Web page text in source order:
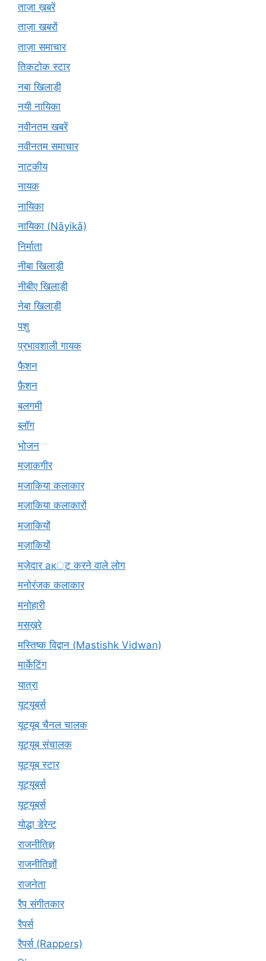
ताज़ा ख़बरें
ताज़ा खबरों
ताज़ा समाचार
तिकटोक स्टार
नबा खिलाड़ी
नयी नायिका
नवीनतम खबरें
नवीनतम समाचार
नाटकीय
नायक
नायिका
नायिका (Nāyikā)
निर्माता
नीबा खिलाड़ी
नीबीए खिलाड़ी
नेबा खिलाड़ी
पशु
प्रभावशाली गायक
फैशन
फ़ैशन
बलगमी
ब्लॉग
भोजन
मज़ाकगीर
मजाकिया कलाकार
मज़ाकिया कलाकारों
मजाकियों
मज़ाकियों
मज़ेदार ак्ट करने वाले लोग
मनोरंजक कलाकार
मनोहारी
मसख़रे
मस्तिष्क विद्वान (Mastishk Vidwan)
मार्केटिंग
यात्रा
यूटयूबर्स
यूट्यूब चैनल चालक
यूट्यूब संचालक
यूट्यूब स्टार
यूट्यूबर्स
यूट्‍यूबर्स
योद्धा डेरेन्ट
राजनीतिज्ञ
राजनीतिज्ञों
राजनेता
रैप संगीतकार
रैपर्स
रैपर्स (Rappers)